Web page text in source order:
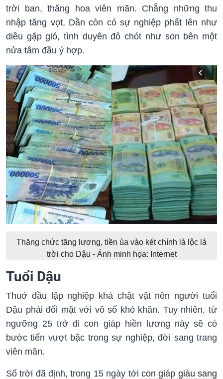
trời ban, thăng hoa viên mãn. Chẳng những thu
nhập tăng vọt, Dần còn có sự nghiệp phất lên như
diều gặp gió, tình duyên đỏ chót như son bên một
nửa tâm đầu ý hợp.
Thăng chức tăng lương, tiền ùa vào két chính là lộc lá
trời cho Dậu - Ảnh minh họa: Internet
Tuổi Dậu
Thuở đầu lập nghiệp khá chật vật nên người tuổi
Dậu phải đối mặt với vô số khó khăn. Tuy nhiên, từ
ngưỡng 25 trở đi con giáp hiền lương này sẽ có
bước tiến vượt bậc trong sự nghiệp, đời sang trang
viên mãn.
Số trời đã định, trong 15 ngày tới con giáp giàu sang